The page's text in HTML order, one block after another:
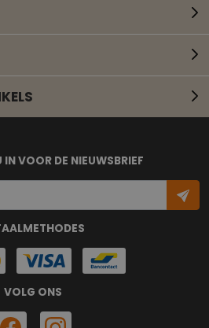
klantenservice
IN VOOR DE NIEUWSBRIEF
VOLG ONS